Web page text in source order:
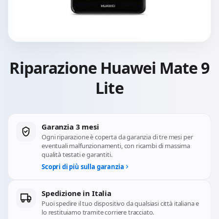
Riparazione Huawei Mate 9
Lite
Garanzia 3 mesi
Ogni riparazione è coperta da garanzia di tre mesi per
eventuali malfunzionamenti, con ricambi di massima
qualità testati e garantiti.
Scopri di più sulla garanzia
Spedizione in Italia
Puoi spedire il tuo dispositivo da qualsiasi città italiana e
lo restituiamo tramite corriere tracciato.